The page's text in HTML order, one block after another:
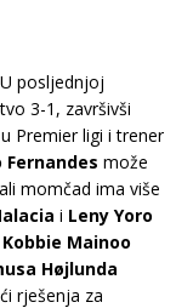
posljednjoj
3-1, završivši
Premier ligi i trener
Fernandes može
momčad ima više
i Leny Yoro
Kobbie Mainoo
Højlunda
rješenja za